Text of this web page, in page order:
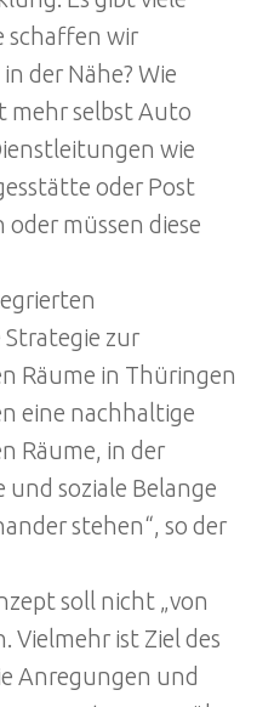
schaffen wir
der Nähe? Wie
mehr selbst Auto
wie
oder Post
müssen diese
Strategie zur
Räume in Thüringen
eine nachhaltige
Räume, in der
soziale Belange
stehen“, so der
soll nicht „von
Vielmehr ist Ziel des
Anregungen und